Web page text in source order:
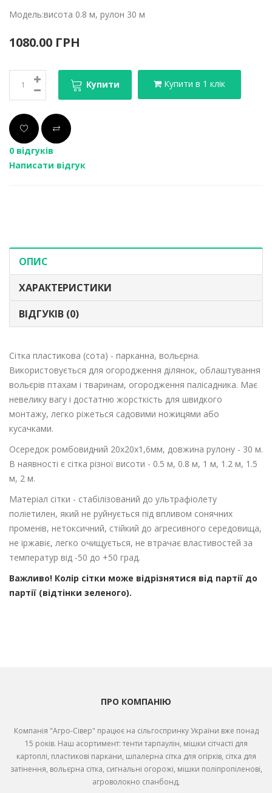
Модель:висота 0.8 м, рулон 30 м
1080.00 ГРН
Купити Купити в 1 клік
0 відгуків
Написати відгук
ОПИС
ХАРАКТЕРИСТИКИ
ВІДГУКІВ (0)
Сітка пластикова (сота) - парканна, вольєрна.
Використовується для огородження ділянок, облаштування
вольєрів птахам і тваринам, огородження палісадника. Має
невелику вагу і достатню жорсткість для швидкого
монтажу, легко ріжеться садовими ножицями або
кусачками.
Осередок ромбовидний 20х20х1,6мм, довжина рулону - 30 м.
В наявності є сітка різної висоти - 0.5 м, 0.8 м, 1 м, 1.2 м, 1.5
м, 2 м.
Матеріал сітки - стабілізований до ультрафіолету
поліетилен, який не руйнується під впливом сонячних
променів, нетоксичний, стійкий до агресивного середовища,
не іржавіє, легко очищується, не втрачає властивостей за
температур від -50 до +50 град.
Важливо! Колір сітки може відрізнятися від партії до
партії (відтінки зеленого).
ПРО КОМПАНІЮ
Компанія "Агро-Сівер" працює на сільгоспринку України вже понад
15 років. Наш асортимент: тенти тарпаулін, мішки сітчасті для
картоплі, пластикові паркани, шпалерна сітка для огірків, сітка для
затінення, вольєрна сітка, сигнальні огорожі, мішки поліпропіленові,
агроволокно спанбонд,